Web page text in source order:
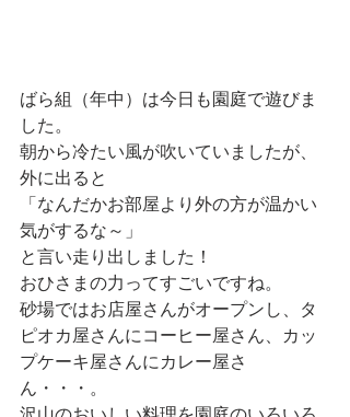
ばら組（年中）は今日も園庭で遊びま
した。
朝から冷たい風が吹いていましたが、
外に出ると
「なんだかお部屋より外の方が温かい
気がするな～」
と言い走り出しました！
おひさまの力ってすごいですね。
砂場ではお店屋さんがオープンし、タ
ピオカ屋さんにコーヒー屋さん、カッ
プケーキ屋さんにカレー屋さ
ん・・・。